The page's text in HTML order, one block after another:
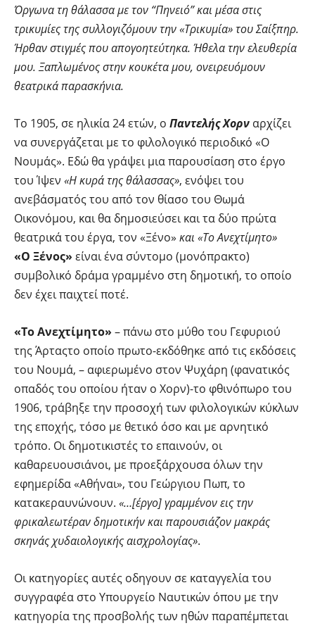
Όργωνα τη θάλασσα με τον “Πηνειό” και μέσα στις
τρικυμίες της συλλογιζόμουν την «Τρικυμία» του Σαίξπηρ.
Ήρθαν στιγμές που απογοητεύτηκα. Ήθελα την ελευθερία
μου. Ξαπλωμένος στην κουκέτα μου, ονειρευόμουν
θεατρικά παρασκήνια.
Το 1905, σε ηλικία 24 ετών, ο Παντελής Χορν αρχίζει
να συνεργάζεται με το φιλολογικό περιοδικό «Ο
Νουμάς». Εδώ θα γράψει μια παρουσίαση στο έργο
του Ίψεν «Η κυρά της θάλασσας», ενόψει του
ανεβάσματός του από τον θίασο του Θωμά
Οικονόμου, και θα δημοσιεύσει και τα δύο πρώτα
θεατρικά του έργα, τον «Ξένο» και «Το Ανεχτίμητο»
«Ο Ξένος» είναι ένα σύντομο (μονόπρακτο)
συμβολικό δράμα γραμμένο στη δημοτική, το οποίο
δεν έχει παιχτεί ποτέ.
«Το Ανεχτίμητο» – πάνω στο μύθο του Γεφυριού
της Άρταςτο οποίο πρωτο-εκδόθηκε από τις εκδόσεις
του Νουμά, – αφιερωμένο στον Ψυχάρη (φανατικός
οπαδός του οποίου ήταν ο Χορν)-το φθινόπωρο του
1906, τράβηξε την προσοχή των φιλολογικών κύκλων
της εποχής, τόσο με θετικό όσο και με αρνητικό
τρόπο. Οι δημοτικιστές το επαινούν, οι
καθαρευουσιάνοι, με προεξάρχουσα όλων την
εφημερίδα «Αθήναι», του Γεώργιου Πωπ, το
κατακεραυνώνουν. «…[έργο] γραμμένον εις την
φρικαλεωτέραν δημοτικήν και παρουσιάζον μακράς
σκηνάς χυδαιολογικής αισχρολογίας».
Οι κατηγορίες αυτές οδηγουν σε καταγγελία του
συγγραφέα στο Υπουργείο Ναυτικών όπου με την
κατηγορία της προσβολής των ηθών παραπέμπεται